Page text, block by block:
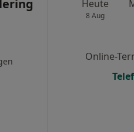
Heute
8 Aug
Online-